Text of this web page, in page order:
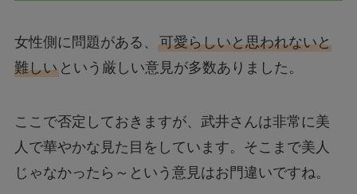
女性側に問題がある、 可愛らしいと思われないと
難しいという厳しい意見が多数ありました。
ここで否定しておきますが、武井さんは非常に美
人で華やかな見た目をしています。そこまで美人
じゃなかったら～という意見はお門違いですね。